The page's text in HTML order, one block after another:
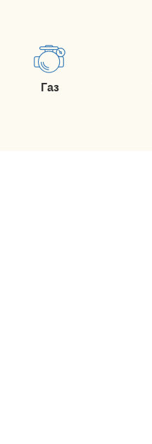
Газ